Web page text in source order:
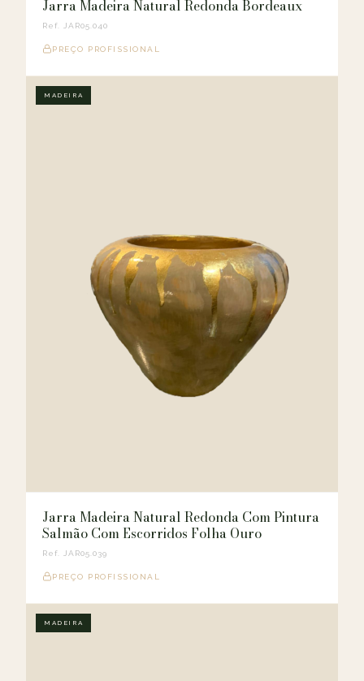
Jarra Madeira Natural Redonda Bordeaux
Ref. JAR05.040
PREÇO PROFISSIONAL
MADEIRA
Jarra Madeira Natural Redonda Com Pintura
Salmão Com Escorridos Folha Ouro
Ref. JAR05.039
PREÇO PROFISSIONAL
MADEIRA